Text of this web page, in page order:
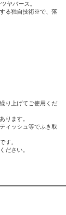
ヤバース。
る独自技術※で、落
り上げてご使用くだ
ります。
ィッシュ等でふき取
す。
ださい。